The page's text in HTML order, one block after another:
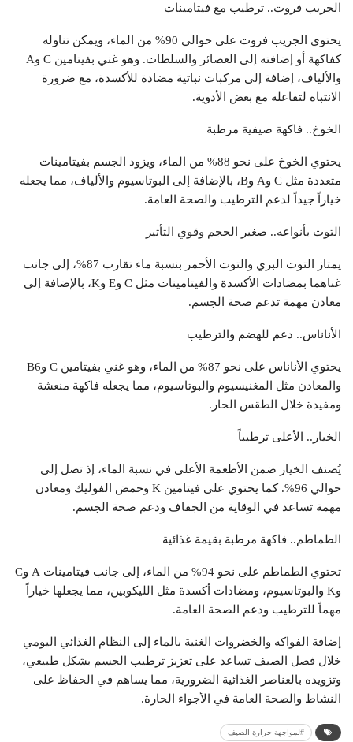
الجريب فروت.. ترطيب مع فيتامينات
يحتوي الجريب فروت على حوالي 90% من الماء، ويمكن تناوله
كفاكهة أو إضافته إلى العصائر والسلطات. وهو غني بفيتامين C وA
والألياف، إضافة إلى مركبات نباتية مضادة للأكسدة، مع ضرورة
الانتباه لتفاعله مع بعض الأدوية.
الخوخ.. فاكهة صيفية مرطبة
يحتوي الخوخ على نحو 88% من الماء، ويزود الجسم بفيتامينات
متعددة مثل C وA وB، بالإضافة إلى البوتاسيوم والألياف، مما يجعله
خياراً جيداً لدعم الترطيب والصحة العامة.
التوت بأنواعه.. صغير الحجم وقوي التأثير
يمتاز التوت البري والتوت الأحمر بنسبة ماء تقارب 87%، إلى جانب
غناهما بمضادات الأكسدة والفيتامينات مثل C وE وK، بالإضافة إلى
معادن مهمة تدعم صحة الجسم.
الأناناس.. دعم للهضم والترطيب
يحتوي الأناناس على نحو 87% من الماء، وهو غني بفيتامين C وB6
والمعادن مثل المغنيسيوم والبوتاسيوم، مما يجعله فاكهة منعشة
ومفيدة خلال الطقس الحار.
الخيار.. الأعلى ترطيباً
يُصنف الخيار ضمن الأطعمة الأعلى في نسبة الماء، إذ تصل إلى
حوالي 96%. كما يحتوي على فيتامين K وحمض الفوليك ومعادن
مهمة تساعد في الوقاية من الجفاف ودعم صحة الجسم.
الطماطم.. فاكهة مرطبة بقيمة غذائية
تحتوي الطماطم على نحو 94% من الماء، إلى جانب فيتامينات A وC
وK والبوتاسيوم، ومضادات أكسدة مثل الليكوبين، مما يجعلها خياراً
مهماً للترطيب ودعم الصحة العامة.
إضافة الفواكه والخضروات الغنية بالماء إلى النظام الغذائي اليومي
خلال فصل الصيف تساعد على تعزيز ترطيب الجسم بشكل طبيعي،
وتزويده بالعناصر الغذائية الضرورية، مما يساهم في الحفاظ على
النشاط والصحة العامة في الأجواء الحارة.
#لمواجهة حرارة الصيف